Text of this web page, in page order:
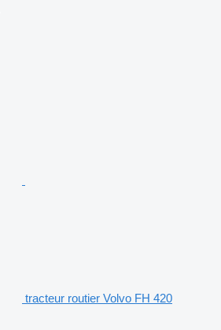
tracteur routier Volvo FH 420